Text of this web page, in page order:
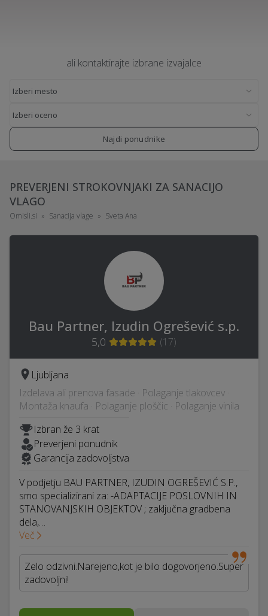
ali kontaktirajte izbrane izvajalce
Najdi ponudnike
PREVERJENI STROKOVNJAKI ZA SANACIJO
VLAGO
Omisli.si Sanacija vlage Sveta Ana
Bau Partner, Izudin Ogrešević s.p.
5,0 (17)
Ljubljana
Izdelava ali prenova fasade · Polaganje tlakovcev ·
Montaža knaufa · Polaganje ploščic · Polaganje vinila
Izbran že 3 krat
Preverjeni ponudnik
Garancija zadovoljstva
V podjetju BAU PARTNER, IZUDIN OGREŠEVIĆ S.P.,
smo specializirani za: -ADAPTACIJE POSLOVNIH IN
STANOVANJSKIH OBJEKTOV ; zaključna gradbena
dela,…
Več
Zelo odzivni.Narejeno,kot je bilo dogovorjeno.Super
zadovoljni!